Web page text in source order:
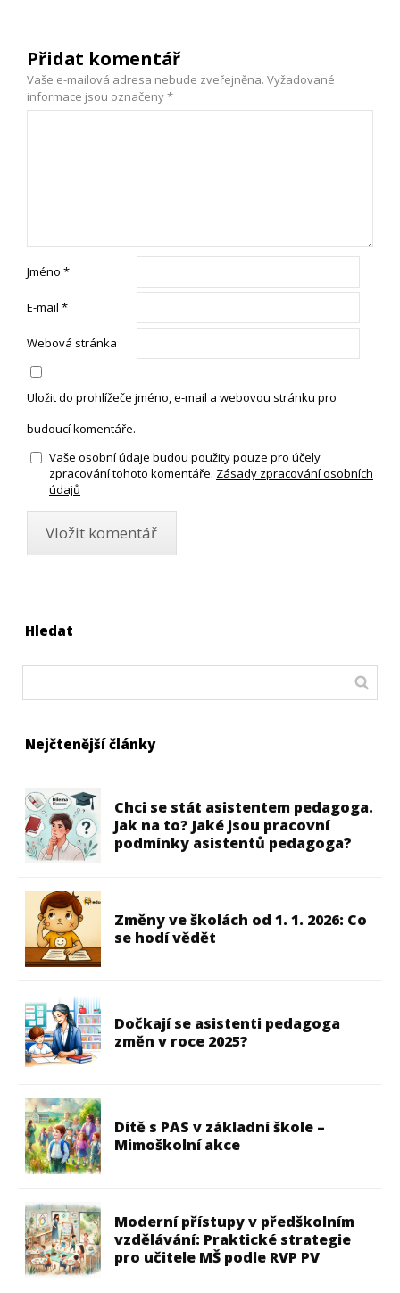
Přidat komentář
Vaše e-mailová adresa nebude zveřejněna. Vyžadované
informace jsou označeny*
Jméno *
E-mail *
Webová stránka
Uložit do prohlížeče jméno, e-mail a webovou stránku pro
budoucí komentáře.
Vaše osobní údaje budou použity pouze pro účely
zpracování tohoto komentáře. Zásady zpracování osobních
údajů
Hledat
Nejčtenější články
Chci se stát asistentem pedagoga.
Jak na to? Jaké jsou pracovní
podmínky asistentů pedagoga?
Změny ve školách od 1. 1. 2026: Co
se hodí vědět
Dočkají se asistenti pedagoga
změn v roce 2025?
Dítě s PAS v základní škole –
Mimoškolní akce
Moderní přístupy v předškolním
vzdělávání: Praktické strategie
pro učitele MŠ podle RVP PV